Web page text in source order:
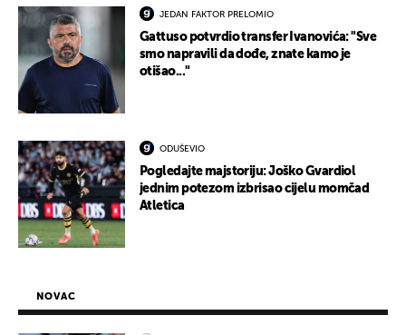
JEDAN FAKTOR PRELOMIO
Gattuso potvrdio transfer Ivanovića: "Sve
smo napravili da dođe, znate kamo je
otišao..."
ODUŠEVIO
Pogledajte majstoriju: Joško Gvardiol
jednim potezom izbrisao cijelu momčad
Atletica
NOVAC